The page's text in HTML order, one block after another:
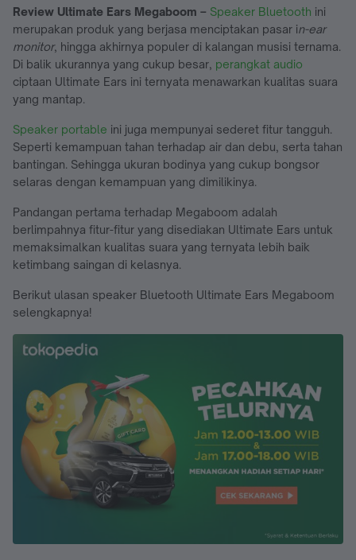
Review Ultimate Ears Megaboom – Speaker Bluetooth ini
merupakan produk yang berjasa menciptakan pasar in-ear
monitor, hingga akhirnya populer di kalangan musisi ternama.
Di balik ukurannya yang cukup besar, perangkat audio
ciptaan Ultimate Ears ini ternyata menawarkan kualitas suara
yang mantap.
Speaker portable ini juga mempunyai sederet fitur tangguh.
Seperti kemampuan tahan terhadap air dan debu, serta tahan
bantingan. Sehingga ukuran bodinya yang cukup bongsor
selaras dengan kemampuan yang dimilikinya.
Pandangan pertama terhadap Megaboom adalah
berlimpahnya fitur-fitur yang disediakan Ultimate Ears untuk
memaksimalkan kualitas suara yang ternyata lebih baik
ketimbang saingan di kelasnya.
Berikut ulasan speaker Bluetooth Ultimate Ears Megaboom
selengkapnya!